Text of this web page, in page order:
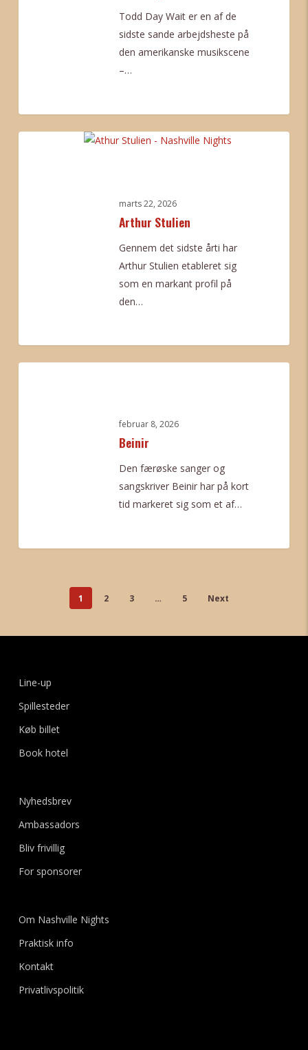
Todd Day Wait er en af de
sidste sande arbejdsheste på
den amerikanske musikscene
–…
marts 22, 2026
Arthur Stulien
Gennem det sidste årti har
Arthur Stulien etableret sig
som en markant profil på
den…
februar 8, 2026
Beinir
Den færøske sanger og
sangskriver Beinir har på kort
tid markeret sig som et af…
1 2 3 … 5 Next
Line-up
Spillesteder
Køb billet
Book hotel
Nyhedsbrev
Ambassadors
Bliv frivillig
For sponsorer
Om Nashville Nights
Praktisk info
Kontakt
Privatlivspolitik